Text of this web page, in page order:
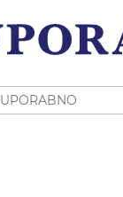
UPORABNO